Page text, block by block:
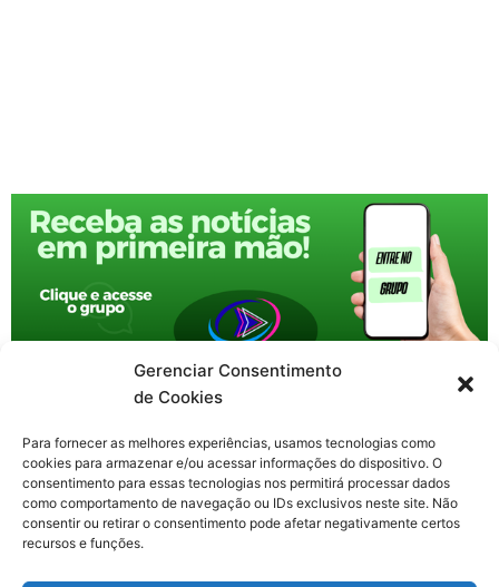
Gerenciar Consentimento
de Cookies
Para fornecer as melhores experiências, usamos tecnologias como
cookies para armazenar e/ou acessar informações do dispositivo. O
consentimento para essas tecnologias nos permitirá processar dados
como comportamento de navegação ou IDs exclusivos neste site. Não
consentir ou retirar o consentimento pode afetar negativamente certos
recursos e funções.